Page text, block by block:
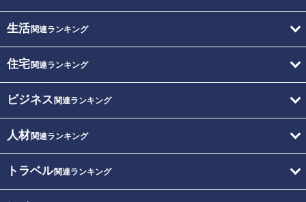
生活関連ランキング
住宅関連ランキング
ビジネス 関連ランキング
人材関連ランキング
トラベル関連ランキング